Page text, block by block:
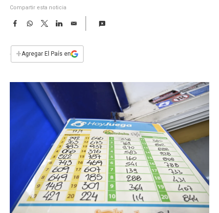
Compartir esta noticia
F
e
b
W
s
p
T
w
t
L
E
i
l
+Agregar El País en